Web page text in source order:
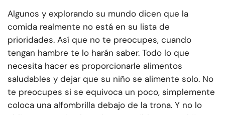
Algunos y explorando su mundo dicen que la
comida realmente no está en su lista de
prioridades. Así que no te preocupes, cuando
tengan hambre te lo harán saber. Todo lo que
necesita hacer es proporcionarle alimentos
saludables y dejar que su niño se alimente solo. No
te preocupes si se equivoca un poco, simplemente
coloca una alfombrilla debajo de la trona. Y no lo